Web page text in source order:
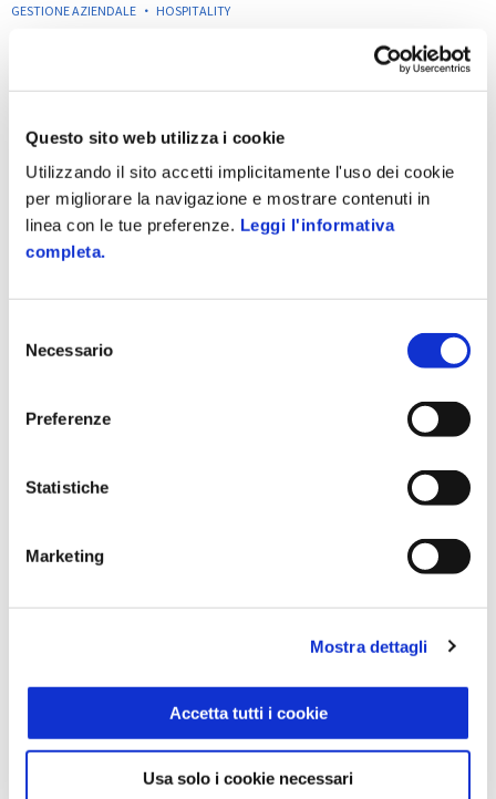
Questo sito web utilizza i cookie
Utilizzando il sito accetti implicitamente l'uso dei cookie
per migliorare la navigazione e mostrare contenuti in
linea con le tue preferenze. Leggi l'informativa
completa.
delNecessario
Preferenze
Statistiche
Marketing
Mostra dettagli
Accetta tutti i cookie
Usa solo i cookie necessari
GESTIONE AZIENDALE HOSPITALITY
Il nuovo marketing della ristorazione:
come fidelizzare i clienti con il digitale
Nel marketing della ristorazione, tecnologie come CRM e
sistemi di loyalty digitale stanno rivoluzionando il modo in cui
i ristoranti raccolgono e usano i dati dei clienti per aumentare
la...
La carenza di personale stagionale
nella ristorazione e nell’hotellerie: sfide
e soluzioni